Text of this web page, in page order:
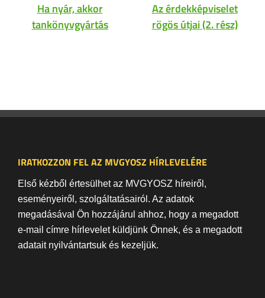
Ha nyár, akkor
tankönyvgyártás
Az érdekképviselet
rögös útjai (2. rész)
IRATKOZZON FEL AZ MVGYOSZ HÍRLEVELÉRE
Első kézből értesülhet az MVGYOSZ híreiről,
eseményeiről, szolgáltatásairól. Az adatok
megadásával Ön hozzájárul ahhoz, hogy a megadott
e-mail címre hírlevelet küldjünk Önnek, és a megadott
adatait nyilvántartsuk és kezeljük.